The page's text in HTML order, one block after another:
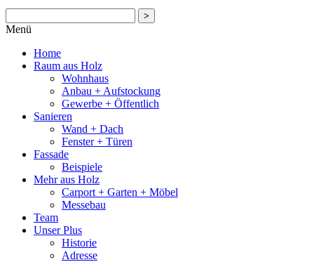
>
Menü
Home
Raum aus Holz
Wohnhaus
Anbau + Aufstockung
Gewerbe + Öffentlich
Sanieren
Wand + Dach
Fenster + Türen
Fassade
Beispiele
Mehr aus Holz
Carport + Garten + Möbel
Messebau
Team
Unser Plus
Historie
Adresse